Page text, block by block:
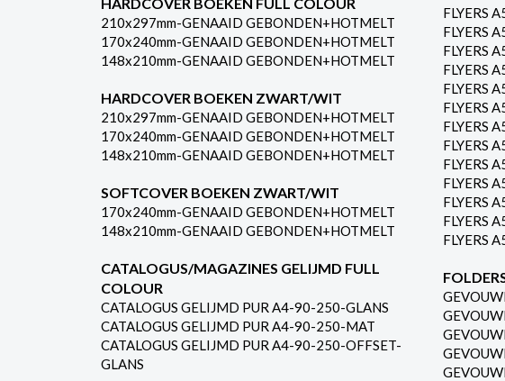
210x297mm-GENAAID GEBONDEN+HOTMELT
170x240mm-GENAAID GEBONDEN+HOTMELT
148x210mm-GENAAID GEBONDEN+HOTMELT
HARDCOVER BOEKEN ZWART/WIT
210x297mm-GENAAID GEBONDEN+HOTMELT
170x240mm-GENAAID GEBONDEN+HOTMELT
148x210mm-GENAAID GEBONDEN+HOTMELT
SOFTCOVER BOEKEN ZWART/WIT
170x240mm-GENAAID GEBONDEN+HOTMELT
148x210mm-GENAAID GEBONDEN+HOTMELT
CATALOGUS/MAGAZINES GELIJMD FULL
COLOUR
CATALOGUS GELIJMD PUR A4-90-250-GLANS
CATALOGUS GELIJMD PUR A4-90-250-MAT
CATALOGUS GELIJMD PUR A4-90-250-OFFSET-
GLANS
FLYERS
FLYERS
FLYERS
FLYERS
FLYERS
FLYERS
FLYERS
FLYERS
FLYERS
FLYERS
FLYERS
FLYERS
FLYERS